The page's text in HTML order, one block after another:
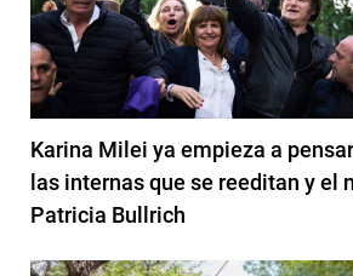
Karina Milei ya empieza a
las internas que se reeditan y el
Patricia Bullrich